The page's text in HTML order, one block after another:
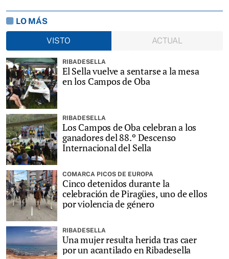
LO MÁS
VISTO
ACTUAL
RIBADESELLA
El Sella vuelve a sentarse a la mesa
en los Campos de Oba
RIBADESELLA
Los Campos de Oba celebran a los
ganadores del 88.º Descenso
Internacional del Sella
COMARCA PICOS DE EUROPA
Cinco detenidos durante la
celebración de Piragües, uno de ellos
por violencia de género
RIBADESELLA
Una mujer resulta herida tras caer
por un acantilado en Ribadesella